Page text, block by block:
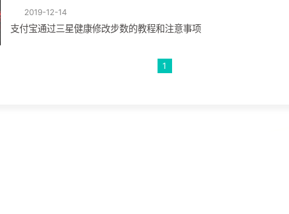
2019-12-14
支付宝通过三星健康修改步数的教程和注意事项
1